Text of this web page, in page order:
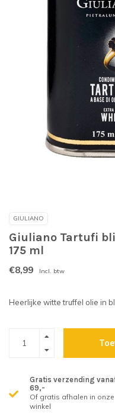
GIULIANO
Giuliano Tartufi
175 ml
€8,99 Incl. btw
Heerlijke witte truffel olie in
Gratis verzending
69,-
Of gratis afhalen in onze
winkel